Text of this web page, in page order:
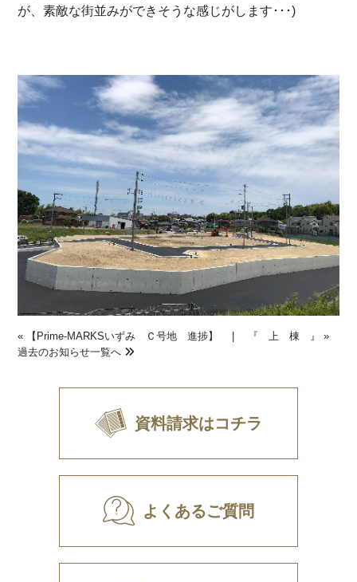
が、素敵な街並みができそうな感じがします･･･)
« 【Prime-MARKSいずみ Ｃ号地 進捗】 『 上 棟 』
»
過去のお知らせ一覧へ
資料請求はコチラ
よくあるご質問